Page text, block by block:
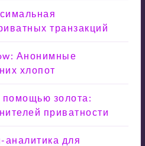
транзакций
Анонимные
хлопот
помощью золота:
приватности
аналитика для